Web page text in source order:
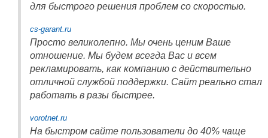
для быстрого решения проблем со скоростью.
cs-garant.ru
Просто великолепно. Мы очень ценим Ваше
отношение. Мы будем всегда Вас и всем
рекламировать, как компанию с действительно
отличной службой поддержки. Сайт реально стал
работать в разы быстрее.
vorotnet.ru
На быстром сайте пользователи до 40% чаще